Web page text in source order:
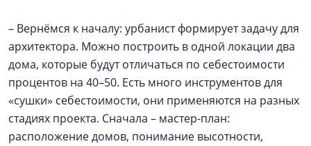
– Вернёмся к началу: урбанист формирует задачу для
архитектора. Можно построить в одной локации два
дома, которые будут отличаться по себестоимости
процентов на 40–50. Есть много инструментов для
«сушки» себестоимости, они применяются на разных
стадиях проекта. Сначала – мастер-план:
расположение домов, понимание высотности,